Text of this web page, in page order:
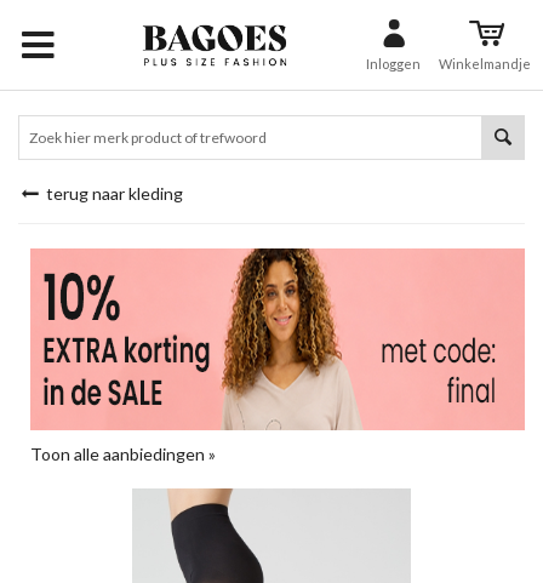
Inloggen Winkelmandje
terug naar kleding
Toon alle aanbiedingen »